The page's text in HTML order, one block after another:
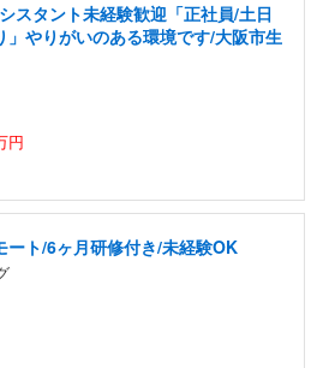
スタント未経験歓迎「正社員/土日
やりがいのある環境です/大阪市生
円
ート/6ヶ月研修付き/未経験OK